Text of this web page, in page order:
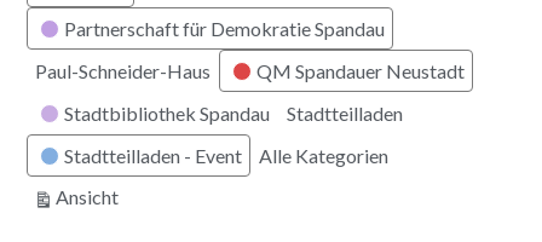
Partnerschaft für Demokratie Spandau
Paul-Schneider-Haus
QM Spandauer Neustadt
Stadtbibliothek Spandau
Stadtteilladen
Stadtteilladen - Event
Alle Kategorien
Ansichtausdrucken